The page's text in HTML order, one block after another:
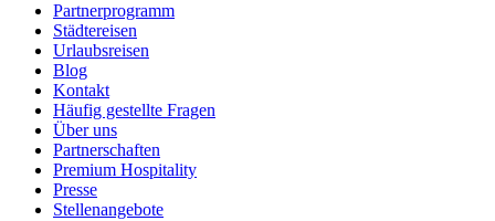
Partnerprogramm
Städtereisen
Urlaubsreisen
Blog
Kontakt
Häufig gestellte Fragen
Über uns
Partnerschaften
Premium Hospitality
Presse
Stellenangebote